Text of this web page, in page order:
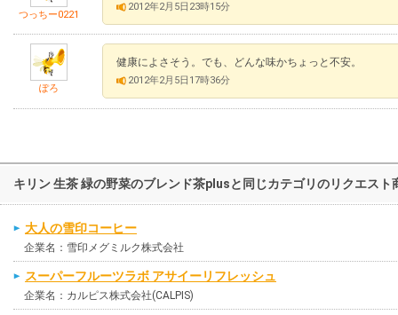
つっちー0221
2012年2月5日23時15分
ぽろ
健康によさそう。でも、どんな味かちょっと不安。
2012年2月5日17時36分
キリン 生茶 緑の野菜のブレンド茶plusと同じカテゴリのリクエスト
大人の雪印コーヒー
企業名：雪印メグミルク株式会社
スーパーフルーツラボ アサイーリフレッシュ
企業名：カルピス株式会社(CALPIS)